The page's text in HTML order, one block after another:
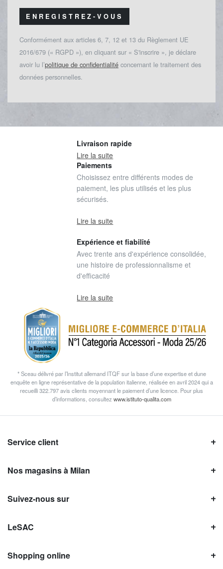
ENREGISTREZ-VOUS
Conformément aux articles 6, 7, 12 et 13 du Règlement UE
2016/679 (« RGPD »), en cliquant sur « S'inscrire », je déclare
avoir lu l’politique de confidentialité concernant le traitement des
données personnelles.
Livraison rapide
Lire la suite
Paiements
Choisissez entre différents modes de
paiement, les plus utilisés et les plus
sécurisés.
Lire la suite
Expérience et fiabilité
Avec trente ans d'expérience consolidée,
une histoire de professionnalisme et
d'efficacité
Lire la suite
* Sceau délivré par l’Institut allemand ITQF sur la base d’une expertise et dune
enquête en ligne représentative de la population italienne, réalisée en avril 2024 qui a
recueilli 322.797 avis clients moyennant le paiement d’une licence. Pour plus
d’informations, consultez www.istituto-qualita.com
Service client
Nos magasins à Milan
Suivez-nous sur
LeSAC
Shopping online